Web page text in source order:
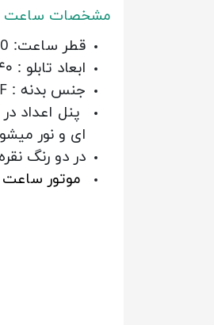
مشخصات ساعت
قطر ساعت: 60 CM نمایش زمان با اعداد رومی
ابعاد تابلو : ۴۰×۶۰ CM
جنس بدنه : MDF ضخیم
پنل اعداد
ای و نور
در دو رنگ
موتور ساعت